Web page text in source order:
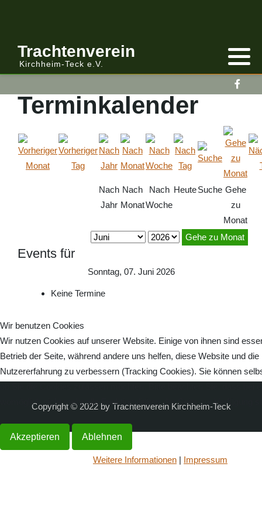
Trachtenverein
Kirchheim-Teck e.V.
Terminkalender
Nach
Jahr
Nach
Monat
Nach
Woche
HeuteSuche Gehe
zu
Monat
Gehe zu Monat
Events für
Sonntag, 07. Juni 2026
Keine Termine
Copyright © 2022 by Trachtenverein Kirchheim-Teck
Wir benutzen Cookies
Wir nutzen Cookies auf unserer Website. Einige von ihnen sind
Betrieb der Seite, während andere uns helfen, diese Website und die
Nutzererfahrung zu verbessern (Tracking Cookies). Sie können
womöglich nicht mehr alle Funktionalitäten der Seite zur Verfügung
Akzeptieren Ablehnen
Weitere Informationen | Impressum
Anmelden/Abmelden
Kalender
Gebirgstracht
Volkstracht
Berichte Vereinsleitung
Berichte
Vereinsleitung Informiert